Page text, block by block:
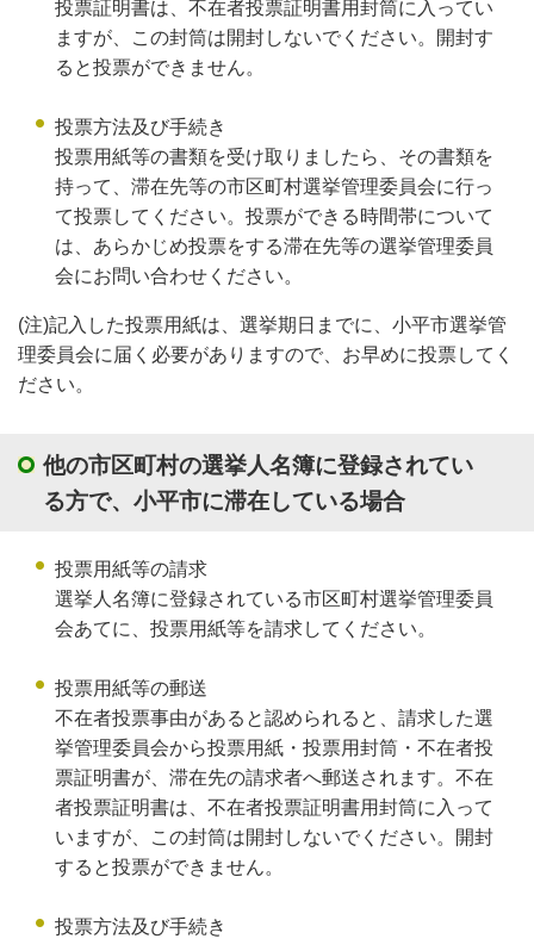
投票証明書は、不在者投票証明書用封筒に入ってい
ますが、この封筒は開封しないでください。開封す
ると投票ができません。
投票方法及び手続き
投票用紙等の書類を受け取りましたら、その書類を
持って、滞在先等の市区町村選挙管理委員会に行っ
て投票してください。投票ができる時間帯について
は、あらかじめ投票をする滞在先等の選挙管理委員
会にお問い合わせください。
(注)記入した投票用紙は、選挙期日までに、小平市選挙管
理委員会に届く必要がありますので、お早めに投票してく
ださい。
他の市区町村の選挙人名簿に登録されてい
る方で、小平市に滞在している場合
投票用紙等の請求
選挙人名簿に登録されている市区町村選挙管理委員
会あてに、投票用紙等を請求してください。
投票用紙等の郵送
不在者投票事由があると認められると、請求した選
挙管理委員会から投票用紙・投票用封筒・不在者投
票証明書が、滞在先の請求者へ郵送されます。不在
者投票証明書は、不在者投票証明書用封筒に入って
いますが、この封筒は開封しないでください。開封
すると投票ができません。
投票方法及び手続き